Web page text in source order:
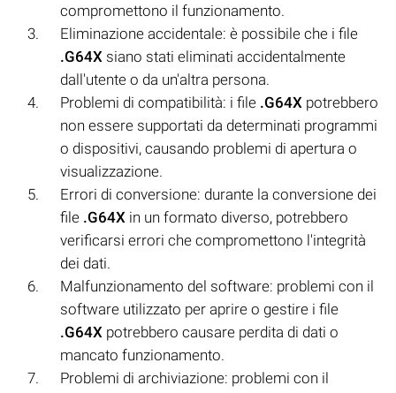
compromettono il funzionamento.
Eliminazione accidentale: è possibile che i file
.G64X siano stati eliminati accidentalmente
dall'utente o da un'altra persona.
Problemi di compatibilità: i file .G64X potrebbero
non essere supportati da determinati programmi
o dispositivi, causando problemi di apertura o
visualizzazione.
Errori di conversione: durante la conversione dei
file .G64X in un formato diverso, potrebbero
verificarsi errori che compromettono l'integrità
dei dati.
Malfunzionamento del software: problemi con il
software utilizzato per aprire o gestire i file
.G64X potrebbero causare perdita di dati o
mancato funzionamento.
Problemi di archiviazione: problemi con il